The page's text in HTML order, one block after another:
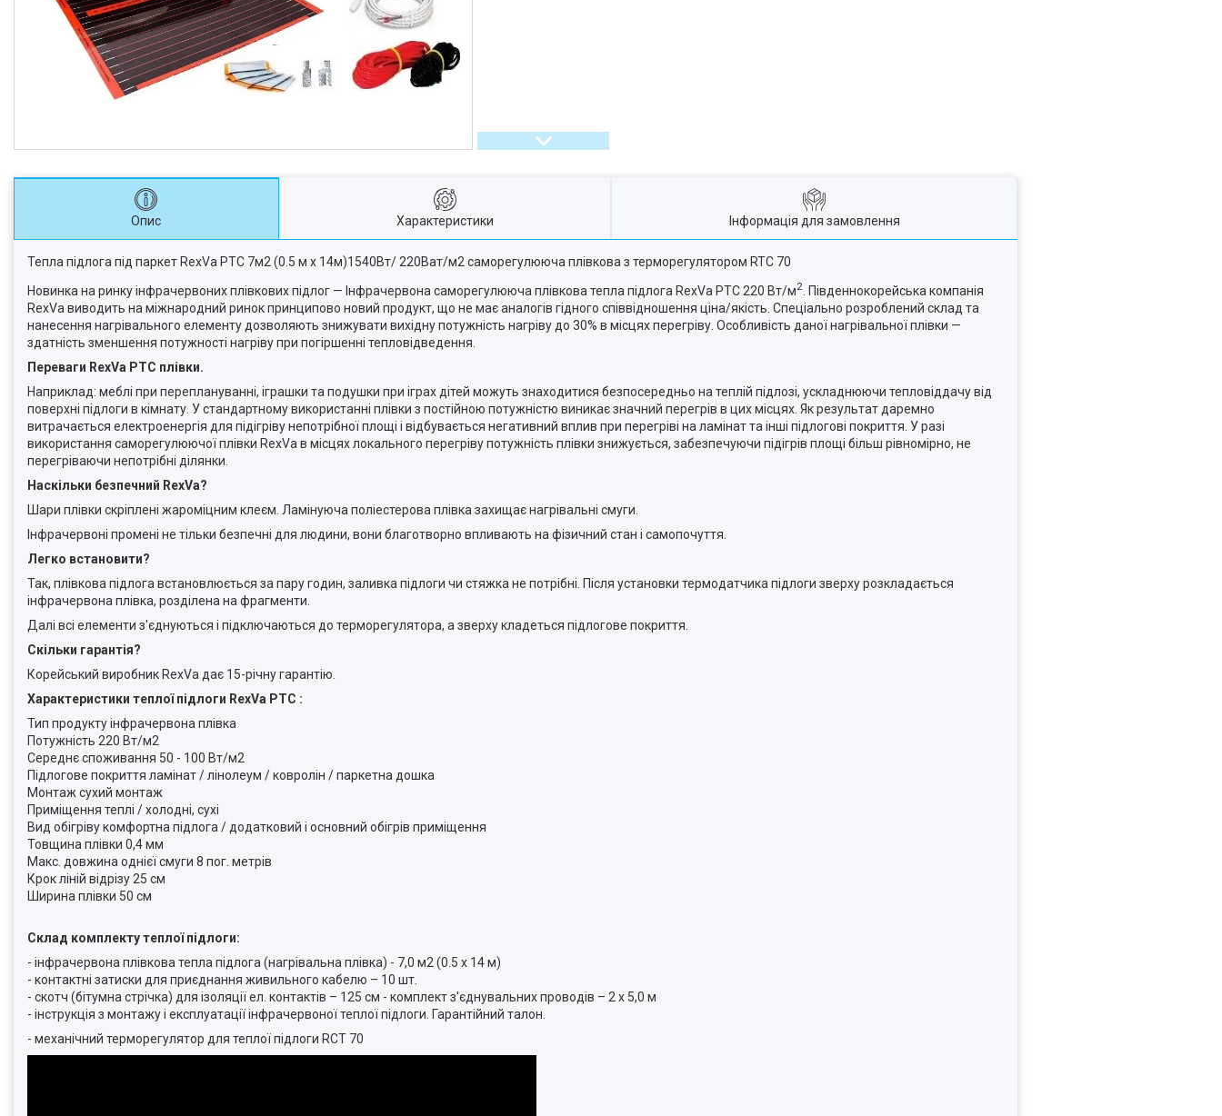
Опис Характеристики Інформація для замовлення
Тепла підлога під паркет RexVa PTC 7м2 (0.5 м х 14м)1540Вт/ 220Ват/м2 саморегулююча плівкова з терморегулятором RTC 70
Новинка на ринку інфрачервоних плівкових підлог — Інфрачервона саморегулююча плівкова тепла підлога RexVa PTC 220 Вт/м2 . Південнокорейська компанія
RexVa виводить на міжнародний ринок принципово новий продукт, що не має аналогів гідного співвідношення ціна/якість. Спеціально розроблений склад та
нанесення нагрівального елементу дозволяють знижувати вихідну потужність нагріву до 30% в місцях перегріву. Особливість даної нагрівальної плівки —
здатність зменшення потужності нагріву при погіршенні тепловідведення.
Переваги RexVa PTC плівки.
Наприклад: меблі при переплануванні, іграшки та подушки при іграх дітей можуть знаходитися безпосередньо на теплій підлозі, ускладнюючи тепловіддачу від
поверхні підлоги в кімнату. У стандартному використанні плівки з постійною потужністю виникає значний перегрів в цих місцях. Як результат даремно
витрачається електроенергія для підігріву непотрібної площі і відбувається негативний вплив при перегріві на ламінат та інші підлогові покриття. У разі
використання саморегулюючої плівки RexVa в місцях локального перегріву потужність плівки знижується, забезпечуючи підігрів площі більш рівномірно, не
перегріваючи непотрібні ділянки.
Наскільки безпечний RexVa?
Шари плівки скріплені жароміцним клеєм. Ламінуюча поліестерова плівка захищає нагрівальні смуги.
Інфрачервоні промені не тільки безпечні для людини, вони благотворно впливають на фізичний стан і самопочуття.
Легко встановити?
Так, плівкова підлога встановлюється за пару годин, заливка підлоги чи стяжка не потрібні. Після установки термодатчика підлоги зверху розкладається
інфрачервона плівка, розділена на фрагменти.
Далі всі елементи з'єднуються і підключаються до терморегулятора, а зверху кладеться підлогове покриття.
Скільки гарантія?
Корейський виробник RexVa дає 15-річну гарантію.
Характеристики теплої підлоги RexVa PTC :
Тип продукту інфрачервона плівка
Потужність 220 Вт/м2
Середнє споживання 50 - 100 Вт/м2
Підлогове покриття ламінат / лінолеум / ковролін / паркетна дошка
Монтаж сухий монтаж
Приміщення теплі / холодні, сухі
Вид обігріву комфортна підлога / додатковий і основний обігрів приміщення
Товщина плівки 0,4 мм
Макс. довжина однієї смуги 8 пог. метрів
Крок ліній відрізу 25 см
Ширина плівки 50 см
Склад комплекту теплої підлоги:
- інфрачервона плівкова тепла підлога (нагрівальна плівка) - 7,0 м2 (0.5 х 14 м)
- контактні затиски для приєднання живильного кабелю – 10 шт.
- скотч (бітумна стрічка) для ізоляції ел. контактів – 125 см - комплект з'єднувальних проводів – 2 х 5,0 м
- інструкція з монтажу і експлуатації інфрачервоної теплої підлоги. Гарантійний талон.
- механічний терморегулятор для теплої підлоги RCT 70